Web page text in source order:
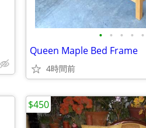
• • • • •
Queen Maple Bed Frame
4時間前
$450